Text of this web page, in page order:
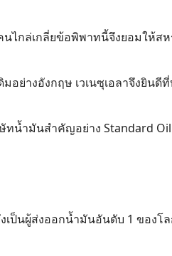
ไกล่เกลี่ยข้อพิพาทนี้จึงยอมให้สห
อย่างอังกฤษ เวเนซุเอลาจึงยินดี
ทน้ำมันสำคัญอย่าง Standard
เป็นผู้ส่งออกน้ำมันอันดับ 1 ของโ